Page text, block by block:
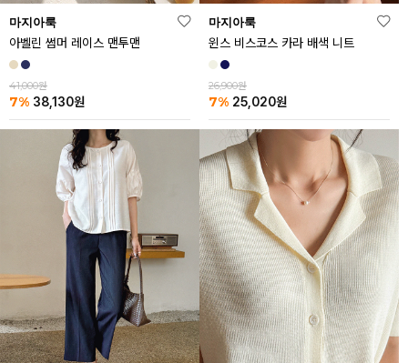
마지아룩
아벨린 썸머 레이스 맨투맨
41,000원
7% 38,130원
마지아룩
윈스 비스코스 카라 배색 니트
26,900원
7% 25,020원